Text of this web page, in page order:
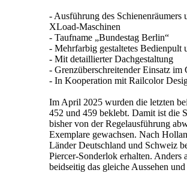
- Ausführung des Schienenräumers
XLoad-Maschinen
- Taufname „Bundestag Berlin“
- Mehrfarbig gestaltetes Bedienpult
- Mit detaillierter Dachgestaltung
- Grenzüberschreitender Einsatz im
- In Kooperation mit Railcolor
Im April 2025 wurden die letzten
452 und 459 beklebt. Damit ist die
bisher von der Regelausführung
Exemplare gewachsen. Nach
Länder Deutschland und Schweiz
Piercer-Sonderlok erhalten. Anders
beidseitig das gleiche Aussehen